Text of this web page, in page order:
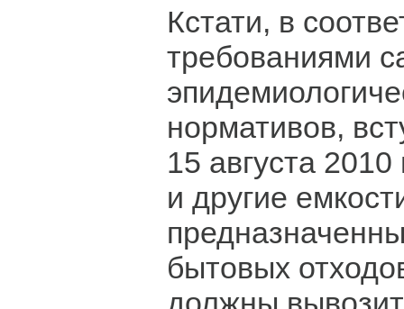
Кстати, в
требованиями
нормативов,
15 августа
и другие
бытовых